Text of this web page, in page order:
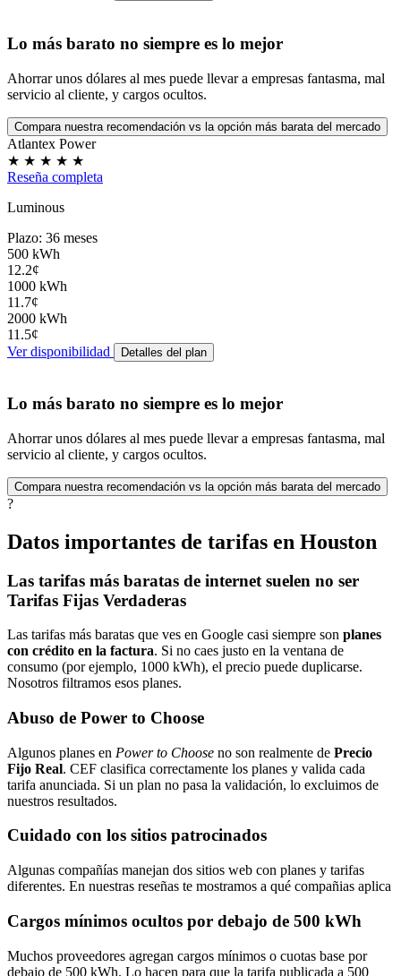
Lo más barato no siempre es lo mejor
Ahorrar unos dólares al mes puede llevar a empresas fantasma, mal
servicio al cliente, y cargos ocultos.
Compara nuestra recomendación vs la opción más barata del mercado
Atlantex Power
★ ★ ★ ★ ★
Reseña completa
Luminous
Plazo: 36 meses
500 kWh
12.2¢
1000 kWh
11.7¢
2000 kWh
11.5¢
Ver disponibilidad
Detalles del plan
Lo más barato no siempre es lo mejor
Ahorrar unos dólares al mes puede llevar a empresas fantasma, mal
servicio al cliente, y cargos ocultos.
Compara nuestra recomendación vs la opción más barata del mercado
?
Datos importantes de tarifas en Houston
Las tarifas más baratas de internet suelen no ser
Tarifas Fijas Verdaderas
Las tarifas más baratas que ves en Google casi siempre son planes
con crédito en la factura. Si no caes justo en la ventana de
consumo (por ejemplo, 1000 kWh), el precio puede duplicarse.
Nosotros filtramos esos planes.
Abuso de Power to Choose
Algunos planes en Power to Choose no son realmente de Precio
Fijo Real. CEF clasifica correctamente los planes y valida cada
tarifa anunciada. Si un plan no pasa la validación, lo excluimos de
nuestros resultados.
Cuidado con los sitios patrocinados
Algunas compañías manejan dos sitios web con planes y tarifas
diferentes. En nuestras reseñas te mostramos a qué compañias aplica
Cargos mínimos ocultos por debajo de 500 kWh
Muchos proveedores agregan cargos mínimos o cuotas base por
debajo de 500 kWh. Lo hacen para que la tarifa publicada a 500